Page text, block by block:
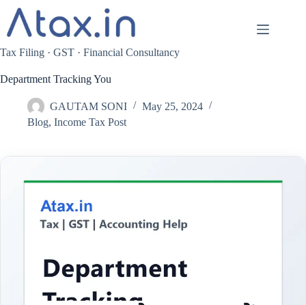
Skip
content
Tax Filing · GST · Financial Consultancy
Department Tracking You
GAUTAM SONI
May 25, 2024
Blog, Income Tax Post